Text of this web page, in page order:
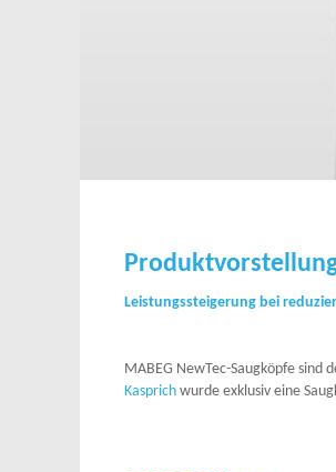
Leistungssteigerung bei
MABEG NewTec-Saugköpfe
Kasprich wurde exklusiv eine